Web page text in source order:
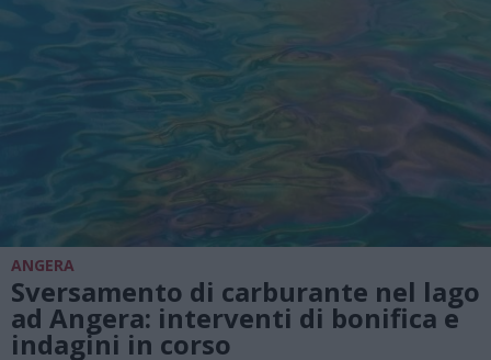
ANGERA
Sversamento di carburante nel lago
ad Angera: interventi di bonifica e
indagini in corso